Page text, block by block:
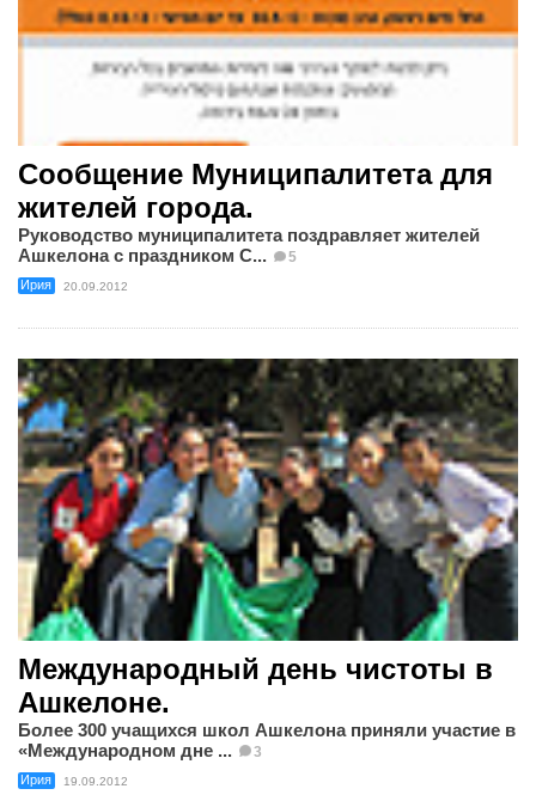
Сообщение Муниципалитета для
жителей города.
Руководство муниципалитета поздравляет жителей
Ашкелона с праздником С...
5
Ирия 20.09.2012
Международный день чистоты в
Ашкелоне.
Более 300 учащихся школ Ашкелона приняли участие в
«Международном дне ...
3
Ирия 19.09.2012